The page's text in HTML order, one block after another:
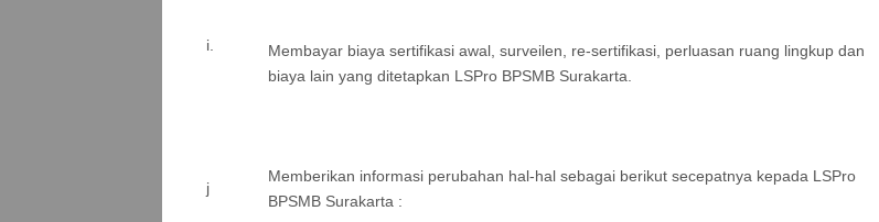
i.
Membayar biaya sertifikasi awal, surveilen, re-sertifikasi, perluasan ruang lingkup dan
biaya lain yang ditetapkan LSPro BPSMB Surakarta.
j
Memberikan informasi perubahan hal-hal sebagai berikut secepatnya kepada LSPro
BPSMB Surakarta :